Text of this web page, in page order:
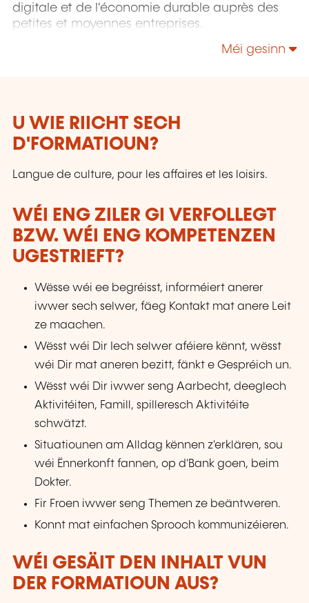
digitale et de l'économie durable auprès des
petites et moyennes entreprises.
Méi gesinn
U WIE RIICHT SECH
D'FORMATIOUN?
Langue de culture, pour les affaires et les loisirs.
WÉI ENG ZILER GI VERFOLLEGT
BZW. WÉI ENG KOMPETENZEN
UGESTRIEFT?
Wësse wéi ee begréisst, informéiert anerer
iwwer sech selwer, fäeg Kontakt mat anere Leit
ze maachen.
Wësst wéi Dir Iech selwer aféiere kënnt, wësst
wéi Dir mat aneren bezitt, fänkt e Gespréich un.
Wësst wéi Dir iwwer seng Aarbecht, deeglech
Aktivitéiten, Famill, spilleresch Aktivitéite
schwätzt.
Situatiounen am Alldag kënnen z'erklären, sou
wéi Ënnerkonft fannen, op d'Bank goen, beim
Dokter.
Fir Froen iwwer seng Themen ze beäntweren.
Konnt mat einfachen Sprooch kommunizéieren.
WÉI GESÄIT DEN INHALT VUN
DER FORMATIOUN AUS?